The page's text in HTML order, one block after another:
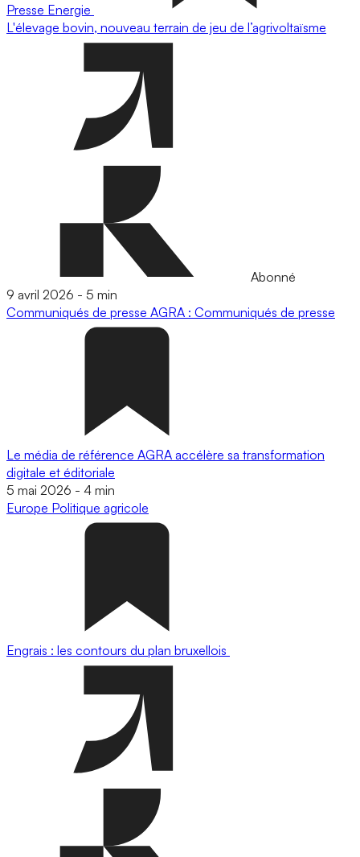
Presse Energie
L'élevage bovin, nouveau terrain de jeu de l’agrivoltaïsme
Abonné
9 avril 2026 - 5 min
Communiqués de presse AGRA : Communiqués de presse
Le média de référence AGRA accélère sa transformation
digitale et éditoriale
5 mai 2026 - 4 min
Europe Politique agricole
Engrais : les contours du plan bruxellois